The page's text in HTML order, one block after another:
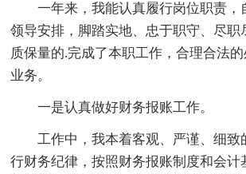
一年来，我能认真履行岗位职责，
领导安排，脚踏实地、忠于职守、尽职
质保量的.完成了本职工作，合理合法
业务。
一是认真做好财务报账工作。
工作中，我本着客观、严谨、细致
行财务纪律，按照财务报账制度和会计